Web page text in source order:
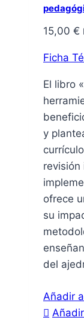
15,00 €
Ficha
El libro
y
revisión
ofrece
su
del
Añadir